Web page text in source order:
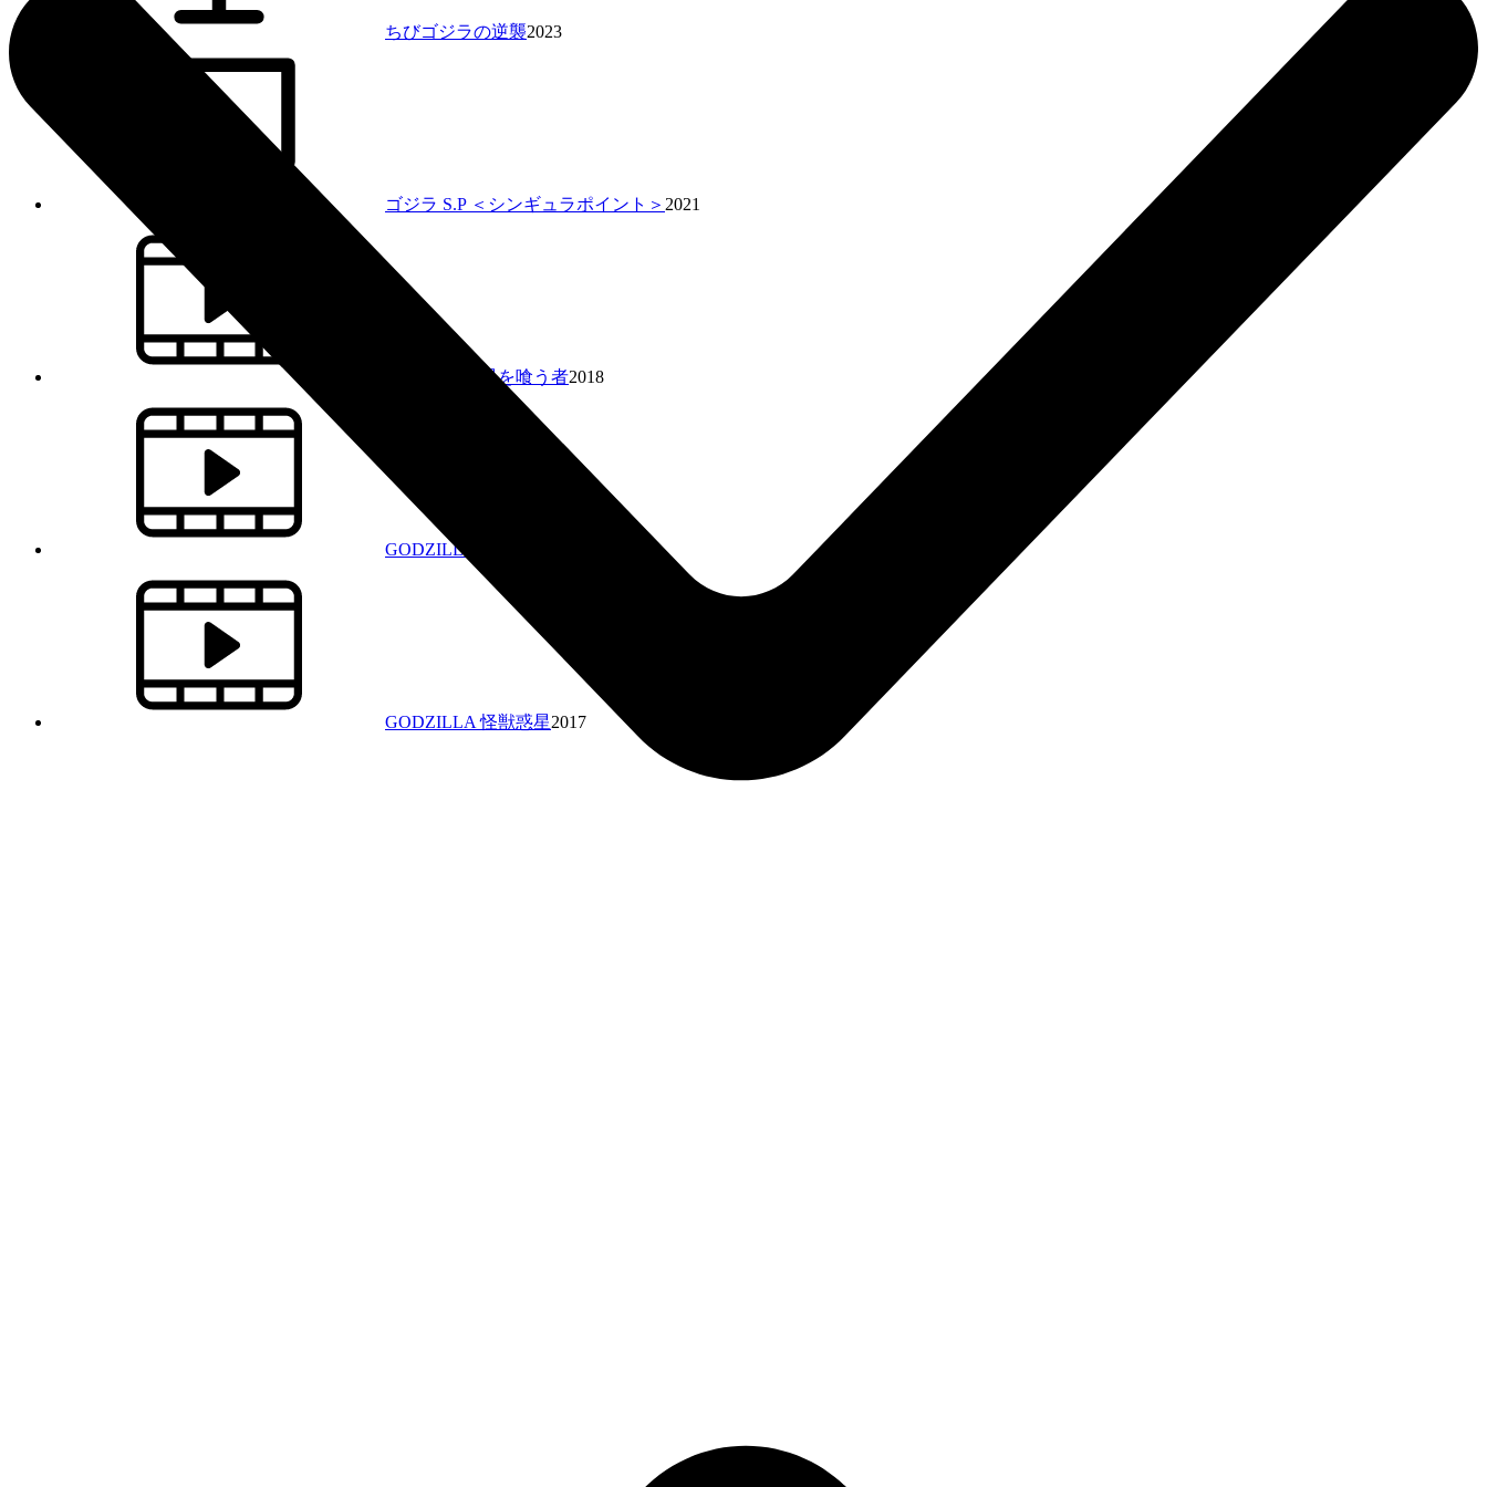
ちびゴジラの逆襲2023
ゴジラ S.P ＜シンギュラポイント＞ 2021
GODZILLA 星を喰う者2018
GODZILLA 決戦機動増殖都市
GODZILLA 怪獣惑星2017